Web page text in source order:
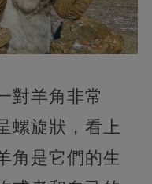
對羊角非常
螺旋狀，看上
角是它們的生